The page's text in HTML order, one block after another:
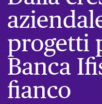
progetti
Banca
fianco